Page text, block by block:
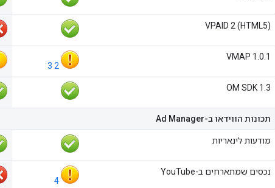
VPAID 2 (HTML5)
VMAP 1.0.1
2
3
OM SDK 1.3
תכונות הווידאו ב-Ad Manager
מודעות לינאריות
נכסים שמתארחים ב-YouTube
4